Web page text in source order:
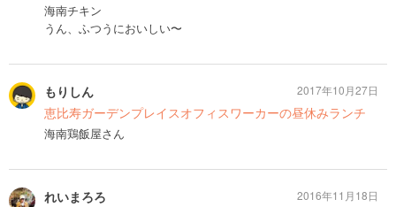
海南チキン
うん、ふつうにおいしい〜
もりしん
恵比寿ガーデンプレイスオフィスワーカーの昼休みランチ
海南鶏飯屋さん
2017年10月27日
れいまろろ
2016年11月18日